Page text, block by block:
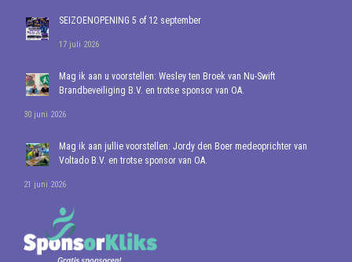
SEIZOENOPENING 5 of 12 september
17 juli 2026
Mag ik aan u voorstellen: Wesley ten Broek van Nu-Swift
Brandbeveiliging B.V. en trotse sponsor van OA.
30 juni 2026
Mag ik aan jullie voorstellen: Jordy den Boer medeoprichter van
Voltado B.V. en trotse sponsor van OA.
21 juni 2026